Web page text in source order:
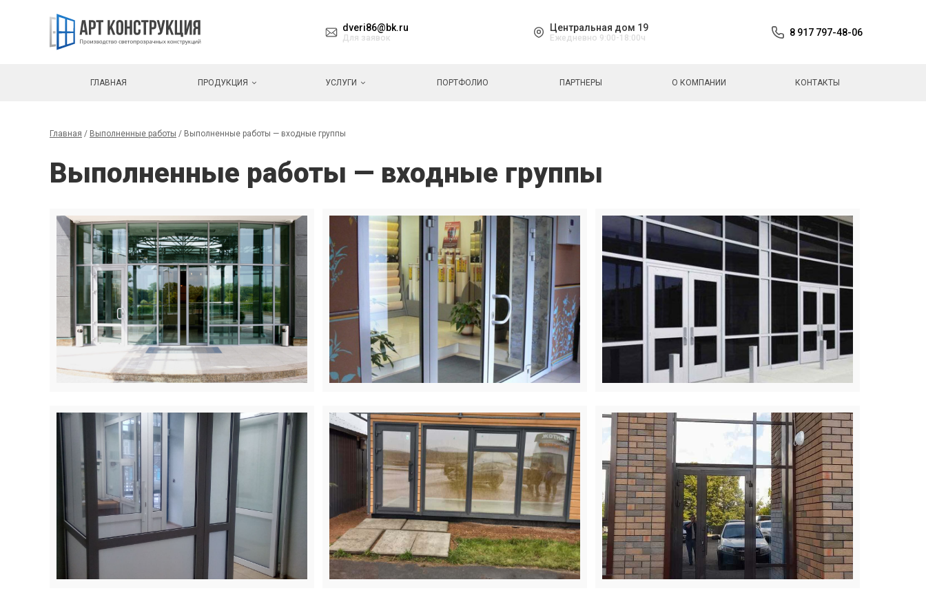
dveri86@bk.ru
Для заявок
Центральная дом 19
Ежедневно 9:00-18:00ч 8 917 797-48-06
ГЛАВНАЯ ПРОДУКЦИЯ УСЛУГИ ПОРТФОЛИО ПАРТНЕРЫ О КОМПАНИИ КОНТАКТЫ
Главная / Выполненные работы / Выполненные работы — входные группы
Выполненные работы — входные группы